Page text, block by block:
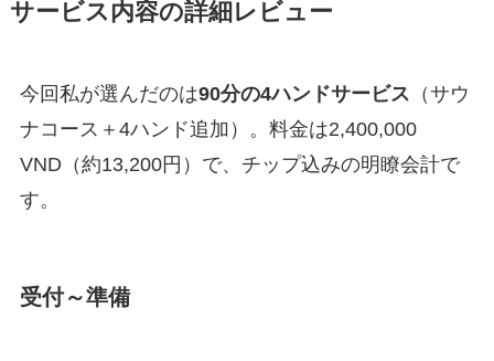
サービス内容の詳細レビュー
今回私が選んだのは90分の4ハンドサービス （サウ
ナコース＋4ハンド追加）。料金は2,400,000
VND（約13,200円）で、チップ込みの明瞭会計で
す。
受付～準備